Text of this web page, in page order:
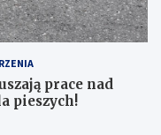
prace nad
pieszych!